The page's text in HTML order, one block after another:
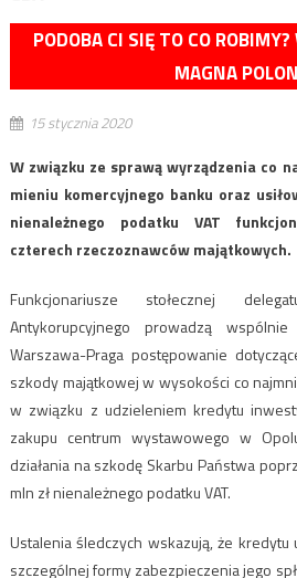
PODOBA CI SIĘ TO CO
MAGNA
15 stycznia 2020
W związku ze sprawą wyrządzenia co
mieniu komercyjnego banku oraz
nienależnego podatku VAT
czterech rzeczoznawców majątkowych.
Funkcjonariusze stołecznej
Antykorupcyjnego prowadzą
Warszawa-Praga postępowanie
szkody majątkowej w wysokości co
w związku z udzieleniem kredytu
zakupu centrum wystawowego w
działania na szkodę Skarbu Państwa
mln zł nienależnego podatku VAT.
Ustalenia śledczych wskazują, że
szczególnej formy zabezpieczenia jego